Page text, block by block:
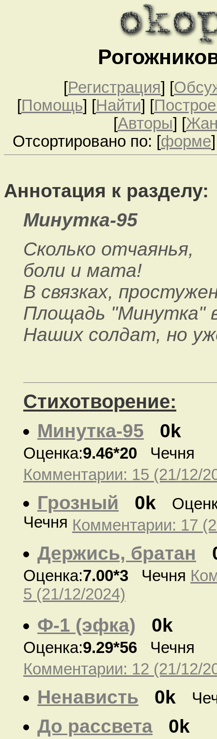
[Регистрация] [
[Помощь] [Найти] [
[Авторы] [
Отсортировано по: [форме
Аннотация к разделу:
Минутка-95
Сколько отчаянья,
боли и мата!
В связках,
Площадь "Минутка"
Наших солдат, но
Стихотворение:
Минутка-95 0k
Оценка:9.46*20 Чечня
Комментарии: 15 (21/12/
Грозный 0k
Чечня Комментарии: 17
Держись, братан
Оценка:7.00*3 Чечня
5 (21/12/2024)
Ф-1 (эфка)
0k
Оценка:9.29*56 Чечня
Комментарии: 12 (21/12/
Ненависть 0k
До рассвета 0k